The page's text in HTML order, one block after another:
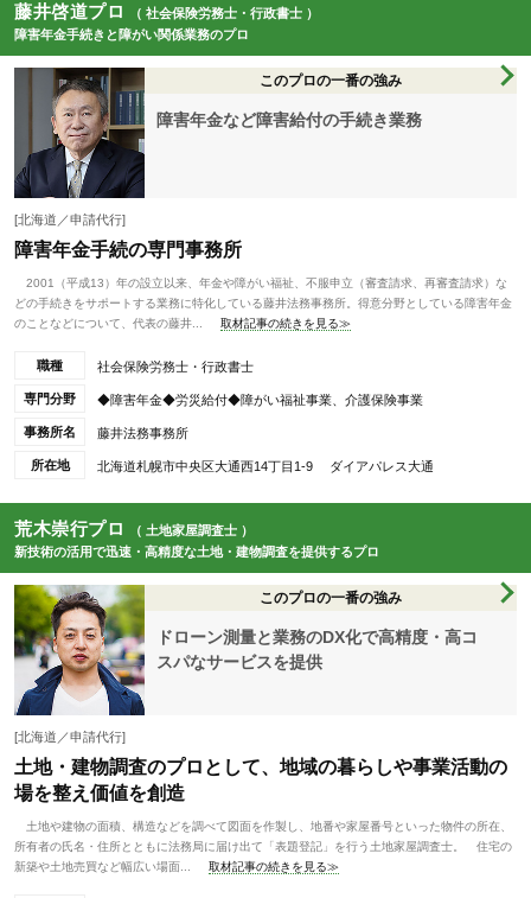
藤井啓道プロ
（ 社会保険労務士・行政書士 ）
障害年金手続きと障がい関係業務のプロ
このプロの一番の強み
障害年金など障害給付の手続き業務
[北海道／申請代行]
障害年金手続の専門事務所
2001（平成13）年の設立以来、年金や障がい福祉、不服申立（審査請求、再審査請求）な
どの手続きをサポートする業務に特化している藤井法務事務所。得意分野としている障害年金
のことなどについて、代表の藤井...
取材記事の続きを見る≫
職種 社会保険労務士・行政書士
専門分野 ◆障害年金◆労災給付◆障がい福祉事業、介護保険事業
事務所名 藤井法務事務所
所在地 北海道札幌市中央区大通西14丁目1-9 ダイアパレス大通
荒木崇行プロ
（ 土地家屋調査士 ）
新技術の活用で迅速・高精度な土地・建物調査を提供するプロ
このプロの一番の強み
ドローン測量と業務のDX化で高精度・高コ
スパなサービスを提供
[北海道／申請代行]
土地・建物調査のプロとして、地域の暮らしや事業活動の
場を整え価値を創造
土地や建物の面積、構造などを調べて図面を作製し、地番や家屋番号といった物件の所在、
所有者の氏名・住所とともに法務局に届け出て「表題登記」を行う土地家屋調査士。 住宅の
新築や土地売買など幅広い場面...
取材記事の続きを見る≫